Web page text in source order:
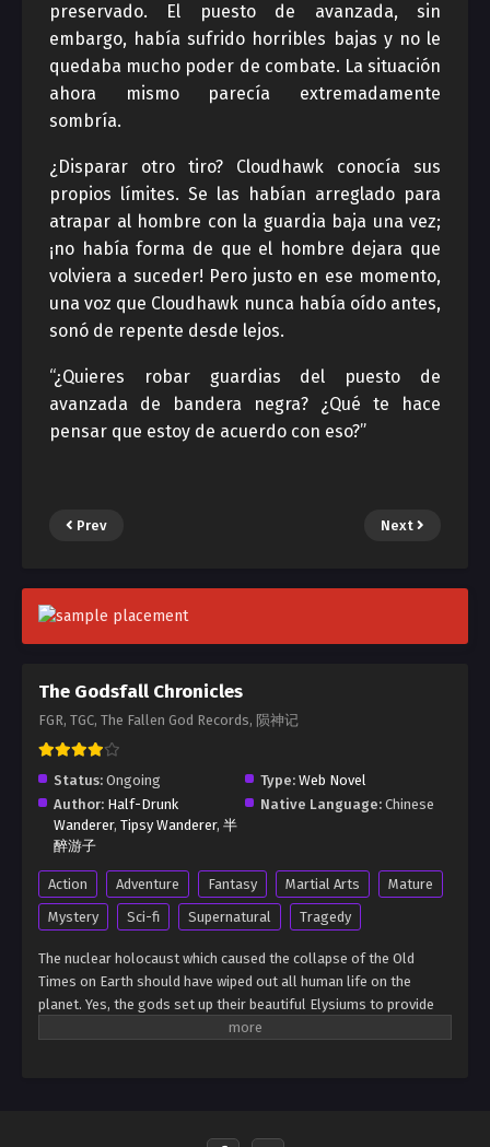
preservado. El puesto de avanzada, sin
embargo, había sufrido horribles bajas y no le
quedaba mucho poder de combate. La situación
ahora mismo parecía extremadamente
sombría.
¿Disparar otro tiro? Cloudhawk conocía sus
propios límites. Se las habían arreglado para
atrapar al hombre con la guardia baja una vez;
¡no había forma de que el hombre dejara que
volviera a suceder! Pero justo en ese momento,
una voz que Cloudhawk nunca había oído antes,
sonó de repente desde lejos.
“¿Quieres robar guardias del puesto de
avanzada de bandera negra? ¿Qué te hace
pensar que estoy de acuerdo con eso?”
Prev Next
The Godsfall Chronicles
FGR, TGC, The Fallen God Records, 陨神记
Status: Ongoing Type: Web Novel
Author: Half-Drunk
Wanderer, Tipsy Wanderer, 半
醉游子
Native Language: Chinese
Action Adventure Fantasy Martial Arts
Mature
Mystery
Sci-fi Supernatural Tragedy
The nuclear holocaust which caused the collapse of the Old
Times on Earth should have wiped out all human life on the
planet. Yes, the gods set up their beautiful Elysiums to provide
sanctuaries for their chosen, but by all rights everyone outside
destined to live out his life scrounging for scraps in the